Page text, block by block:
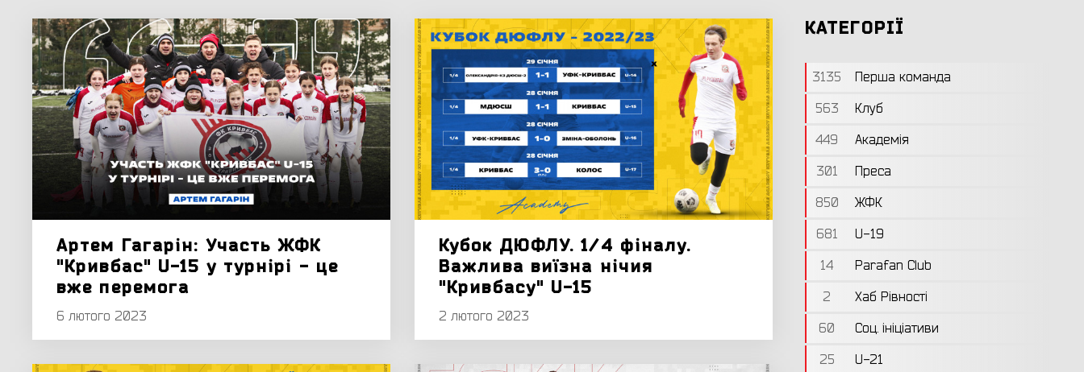
Артем Гагарін: Участь ЖФК
"Кривбас" U-15 у турнірі - це
вже перемога
6 лютого 2023
Кубок ДЮФЛУ. 1/4 фіналу.
Важлива виїзна нічия
"Кривбасу" U-15
2 лютого 2023
КАТЕГОРІЇ
3135
Перша команда
563
Клуб
449
Академія
301
Преса
850
ЖФК
681
U-19
14
Parafan Club
2
Хаб Рівності
60
Соц. ініціативи
25
U-21